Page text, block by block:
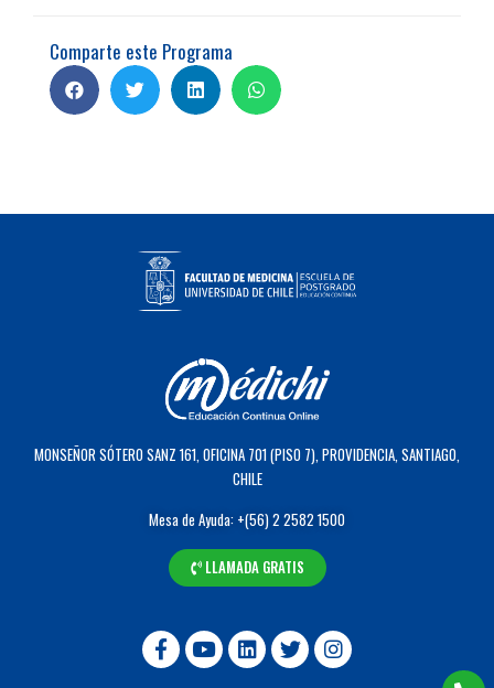
Comparte este Programa
MONSEÑOR SÓTERO SANZ 161, OFICINA 701 (PISO 7), PROVIDENCIA, SANTIAGO,
CHILE
Mesa de Ayuda: +(56) 2 2582 1500
LLAMADA GRATIS